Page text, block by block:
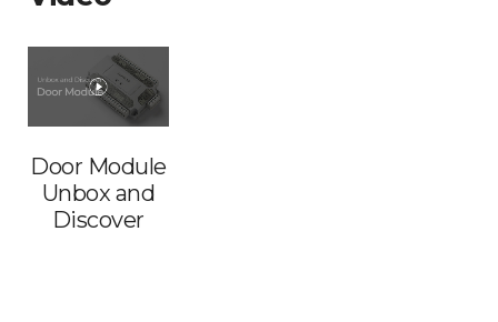
Door Module
Unbox and
Discover